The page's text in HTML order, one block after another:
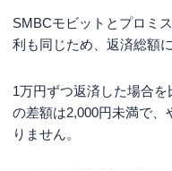
SMBCモビットとプロミ
利も同じため、返済総額
1万円ずつ返済した場合
の差額は2,000円未満で
りません。